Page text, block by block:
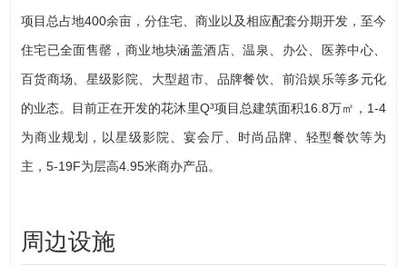
项目总占地400余亩，分住宅、商业以及相应配套分期开发，至今
住宅已全面售罄，商业地块涵盖酒店、温泉、办公、医养中心、
百货商场、星级影院、大型超市、品牌餐饮、前沿娱乐等多元化
的业态。目前正在开发的花沐里Q³项目总建筑面积16.8万㎡，1-4
为商业规划，以星级影院、宴会厅、时尚品牌、轻型餐饮等为
主，5-19F为层高4.95米商办产品。
周边设施